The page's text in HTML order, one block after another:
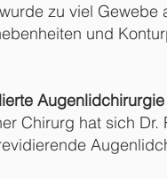
zu viel
und
Chirurg hat sich